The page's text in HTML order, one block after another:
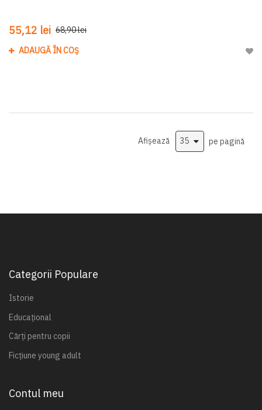
55,12 lei 68,90 lei
ADAUGĂ ÎN COȘ
Afișează pe pagină
Categorii Populare
Istorie
Educațional
Cărți pentru copii
Ficțiune young adult
Contul meu